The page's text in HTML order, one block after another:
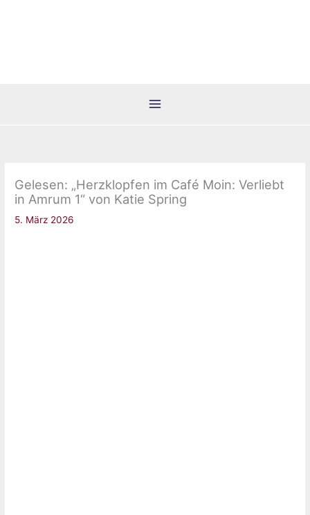
Gelesen: „Herzklopfen im Café Moin: Verliebt
in Amrum 1“ von Katie Spring
5. März 2026